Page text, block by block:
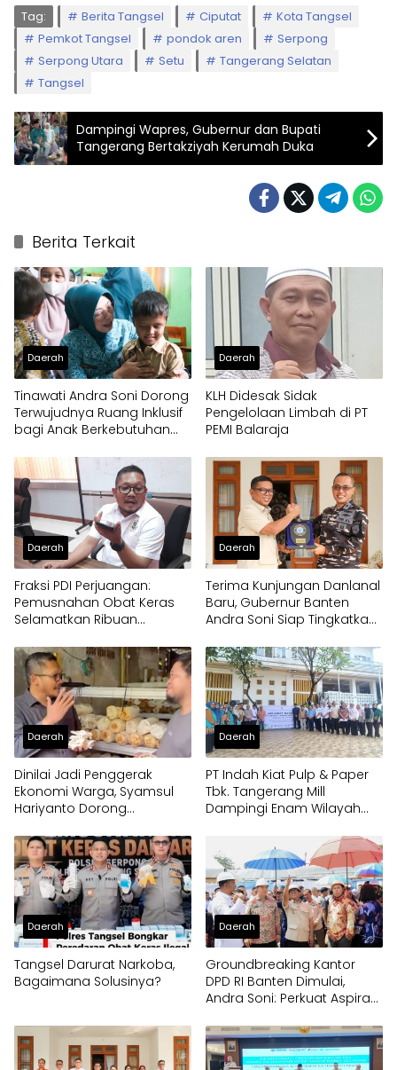
Tag: Berita Tangsel Ciputat
Kota Tangsel
Pemkot Tangsel
pondok aren
Serpong
Serpong Utara
Setu
Tangerang Selatan
Tangsel
Dampingi Wapres, Gubernur dan Bupati
Tangerang Bertakziyah Kerumah Duka
Berita Terkait
Daerah
Tinawati Andra Soni Dorong
Terwujudnya Ruang Inklusif
bagi Anak Berkebutuhan
Daerah
KLH Didesak Sidak
Pengelolaan Limbah di PT
PEMI Balaraja
Daerah
Fraksi PDI Perjuangan:
Pemusnahan Obat Keras
Selamatkan Ribuan
Daerah
Terima Kunjungan Danlanal
Baru, Gubernur Banten
Andra Soni Siap Tingkatkan
Daerah
Dinilai Jadi Penggerak
Ekonomi Warga, Syamsul
Hariyanto Dorong
Jamur Crispy di Serpong
Daerah
PT Indah Kiat Pulp & Paper
Tbk. Tangerang Mill
Dampingi Enam Wilayah
Daerah
Tangsel Darurat Narkoba,
Bagaimana Solusinya?
Daerah
Groundbreaking Kantor
DPD RI Banten Dimulai,
Andra Soni: Perkuat Aspirasi